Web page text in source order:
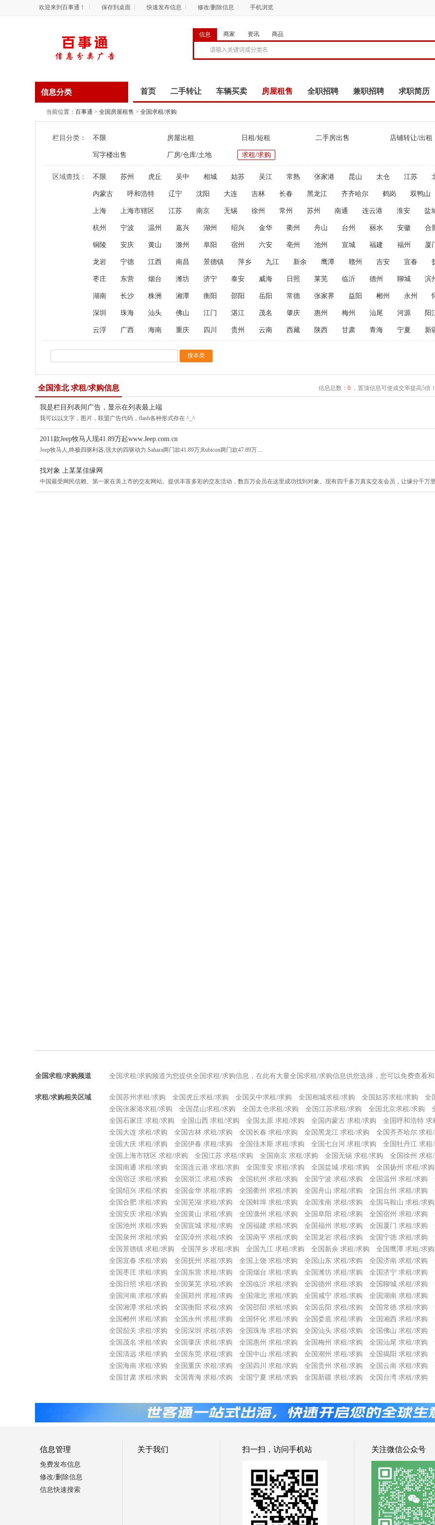
欢迎来到百事通！ 保存到桌面 快速发布信息 修改/删除信息 手机浏览
信息 商家 资讯 商品
信息分类 首页 二手转让 车辆买卖 房屋租售 全职招聘 兼职招聘 求职简历
商务服务
当前位置： 百事通 > 全国房屋租售 > 全国求租/求购
栏目分类： 不限 房屋出租 日租/短租 二手房出售 店铺转让/出租
写字楼出售 厂房/仓库/土地 求租/求购
区域查找： 不限 苏州 虎丘 吴中 相城 姑苏 吴江 常熟 张家港 昆山 太仓 江苏
内蒙古 呼和浩特 辽宁 沈阳 大连 吉林 长春 黑龙江 齐齐哈尔 鹤岗 双鸭山
上海 上海市辖区 江苏 南京 无锡 徐州 常州 苏州 南通 连云港 淮安 盐
杭州 宁波 温州 嘉兴 湖州 绍兴 金华 衢州 舟山 台州 丽水 安徽 合
铜陵 安庆 黄山 滁州 阜阳 宿州 六安 亳州 池州 宣城 福建 福州 厦
龙岩 宁德 江西 南昌 景德镇 萍乡 九江 新余 鹰潭 赣州 吉安 宜春
枣庄 东营 烟台 潍坊 济宁 泰安 威海 日照 莱芜 临沂 德州 聊城 滨
湖南 长沙 株洲 湘潭 衡阳 邵阳 岳阳 常德 张家界 益阳 郴州 永州
深圳 珠海 汕头 佛山 江门 湛江 茂名 肇庆 惠州 梅州 汕尾 河源 阳
云浮 广西 海南 重庆 四川 贵州 云南 西藏 陕西 甘肃 青海 宁夏 新
全国淮北 求租/求购信息 信息总数： 0，置顶信息可使成交率提高5倍
我是栏目列表间广告，显示在列表最上端
我可以以文字，图片，联盟广告代码，flash各种形式存在 ^_^
2011款Jeep牧马人现41.89万起www.Jeep.com.cn
Jeep牧马人,终极四驱利器,强大的四驱动力.Sahara两门款41.89万;Rubicon两门款47.89万....
找对象 上某某佳缘网
中国最受网民信赖、第一家在美上市的交友网站。提供丰富多彩的交友活动，数百万会员在这里成功找到对象。现有四千多万真实交友会员，让缘分千万
全国求租/求购频道 全国求租/求购频道为您提供全国求租/求购信息，在此有大量全国求租/求购信息供您选择，您可以免费查看
求租/求购相关区域 全国苏州求租/求购 全国虎丘求租/求购 全国吴中求租/求购 全国相城求租/求购 全国姑苏求租/求购
全
全国张家港求租/求购
全国昆山求租/求购 全国太仓求租/求购 全国江苏求租/求购 全国北京求租/求购
全国石家庄 求租/求购
全国山西 求租/求购 全国太原 求租/求购 全国内蒙古 求租/求购
全国呼和浩特 求
全国大连 求租/求购
全国吉林 求租/求购 全国长春 求租/求购 全国黑龙江 求租/求购
全国齐齐哈尔 求租
全国大庆 求租/求购
全国伊春 求租/求购 全国佳木斯 求租/求购 全国七台河 求租/求购
全国牡丹江 求租
全国上海市辖区 求租/求购
全国江苏 求租/求购 全国南京 求租/求购 全国无锡 求租/求购
全国徐州 求租
全国南通 求租/求购
全国连云港 求租/求购 全国淮安 求租/求购 全国盐城 求租/求购
全国扬州 求租/求购
全国宿迁 求租/求购
全国浙江 求租/求购 全国杭州 求租/求购 全国宁波 求租/求购 全国温州 求租/求购
全国绍兴 求租/求购
全国金华 求租/求购 全国衢州 求租/求购 全国舟山 求租/求购 全国台州 求租/求购
全国合肥 求租/求购
全国芜湖 求租/求购 全国蚌埠 求租/求购 全国淮南 求租/求购
全国马鞍山 求租/求购
全国安庆 求租/求购
全国黄山 求租/求购 全国滁州 求租/求购 全国阜阳 求租/求购 全国宿州 求租/求购
全国池州 求租/求购
全国宣城 求租/求购 全国福建 求租/求购 全国福州 求租/求购 全国厦门 求租/求购
全国泉州 求租/求购
全国漳州 求租/求购 全国南平 求租/求购 全国龙岩 求租/求购 全国宁德 求租/求购
全国景德镇 求租/求购
全国萍乡 求租/求购 全国九江 求租/求购 全国新余 求租/求购
全国鹰潭 求租/求购
全国宜春 求租/求购
全国抚州 求租/求购 全国上饶 求租/求购 全国山东 求租/求购 全国济南 求租/求购
全国枣庄 求租/求购
全国东营 求租/求购 全国烟台 求租/求购 全国潍坊 求租/求购 全国济宁 求租/求购
全国日照 求租/求购
全国莱芜 求租/求购 全国临沂 求租/求购 全国德州 求租/求购 全国聊城 求租/求购
全国河南 求租/求购
全国郑州 求租/求购 全国湖北 求租/求购 全国咸宁 求租/求购 全国湖南 求租/求购
全国湘潭 求租/求购
全国衡阳 求租/求购 全国邵阳 求租/求购 全国岳阳 求租/求购 全国常德 求租/求购
全国郴州 求租/求购
全国永州 求租/求购 全国怀化 求租/求购 全国娄底 求租/求购 全国湘西 求租/求购
全国韶关 求租/求购
全国深圳 求租/求购 全国珠海 求租/求购 全国汕头 求租/求购 全国佛山 求租/求购
全国茂名 求租/求购
全国肇庆 求租/求购 全国惠州 求租/求购 全国梅州 求租/求购 全国汕尾 求租/求购
全国清远 求租/求购
全国东莞 求租/求购 全国中山 求租/求购 全国潮州 求租/求购 全国揭阳 求租/求购
全国海南 求租/求购
全国重庆 求租/求购 全国四川 求租/求购 全国贵州 求租/求购 全国云南 求租/求购
全国甘肃 求租/求购
全国青海 求租/求购 全国宁夏 求租/求购 全国新疆 求租/求购 全国台湾 求租/求购
信息管理
免费发布信息
修改/删除信息
信息快速搜索
关于我们 扫一扫，访问手机站 关注微信公众号